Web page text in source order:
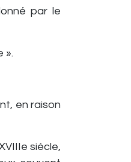
par le
».
en raison
siècle,